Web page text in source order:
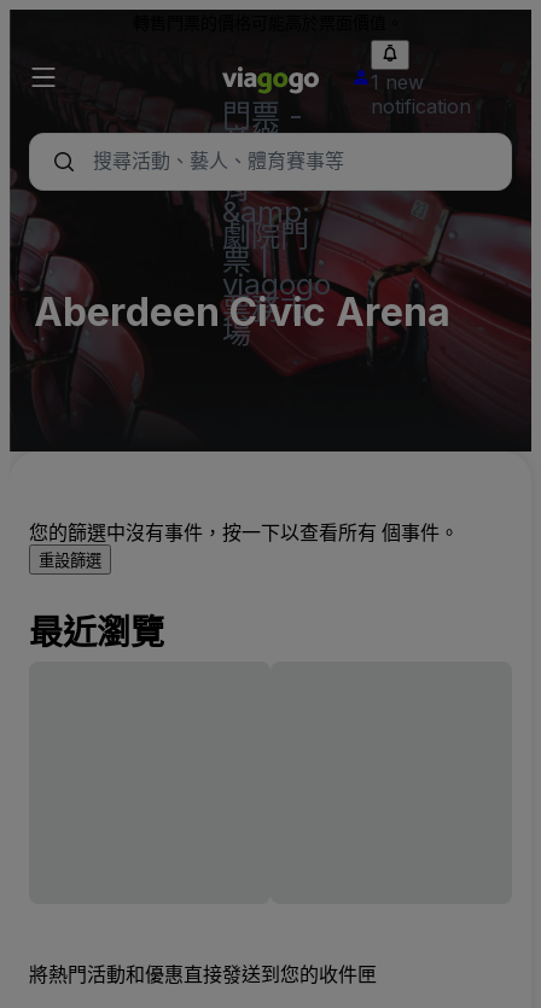
門票 -
音樂
會、體
育
&amp;
劇院門
票 |
viagogo
票務市
場
1 new
notification
Aberdeen Civic Arena
您的篩選中沒有事件，按一下以查看所有 個事件。
重設篩選
最近瀏覽
將熱門活動和優惠直接發送到您的收件匣